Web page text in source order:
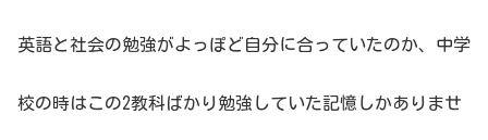
英語と社会の勉強がよっぽど自分に合っていたのか、中学
校の時はこの2教科ばかり勉強していた記憶しかありませ